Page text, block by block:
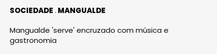
SOCIEDADE MANGUALDE
Mangualde 'serve' encruzado com música e
gastronomia